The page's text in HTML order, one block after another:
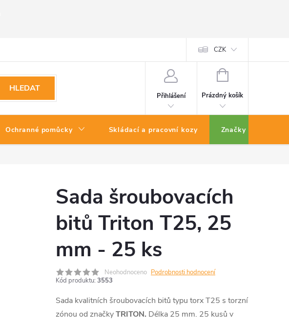
CZK
HLEDAT
Přihlášení
NÁKUPNÍ
Prázdný košík
Ochranné pomůcky Skládací a pracovní kozy Značky
Sada šroubovacích
bitů Triton T25, 25
mm - 25 ks
Neohodnoceno Podrobnosti hodnocení
Kód produktu: 3553
Sada kvalitních šroubovacích bitů typu torx T25 s torzní
zónou od značkyTRITON. Délka 25 mm. 25 kusů v